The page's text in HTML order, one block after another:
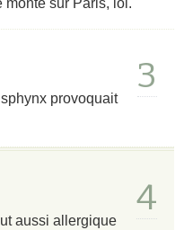
3
sphynx provoquait
4
aussi allergique